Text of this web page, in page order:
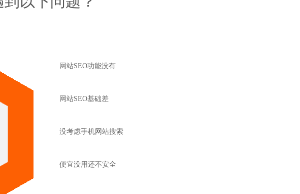
网站SEO功能没有
网站SEO基础差
没考虑手机网站搜索
便宜没用还不安全